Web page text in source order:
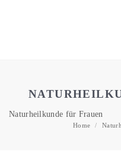
Naturheilkunde für Frauen
Home /